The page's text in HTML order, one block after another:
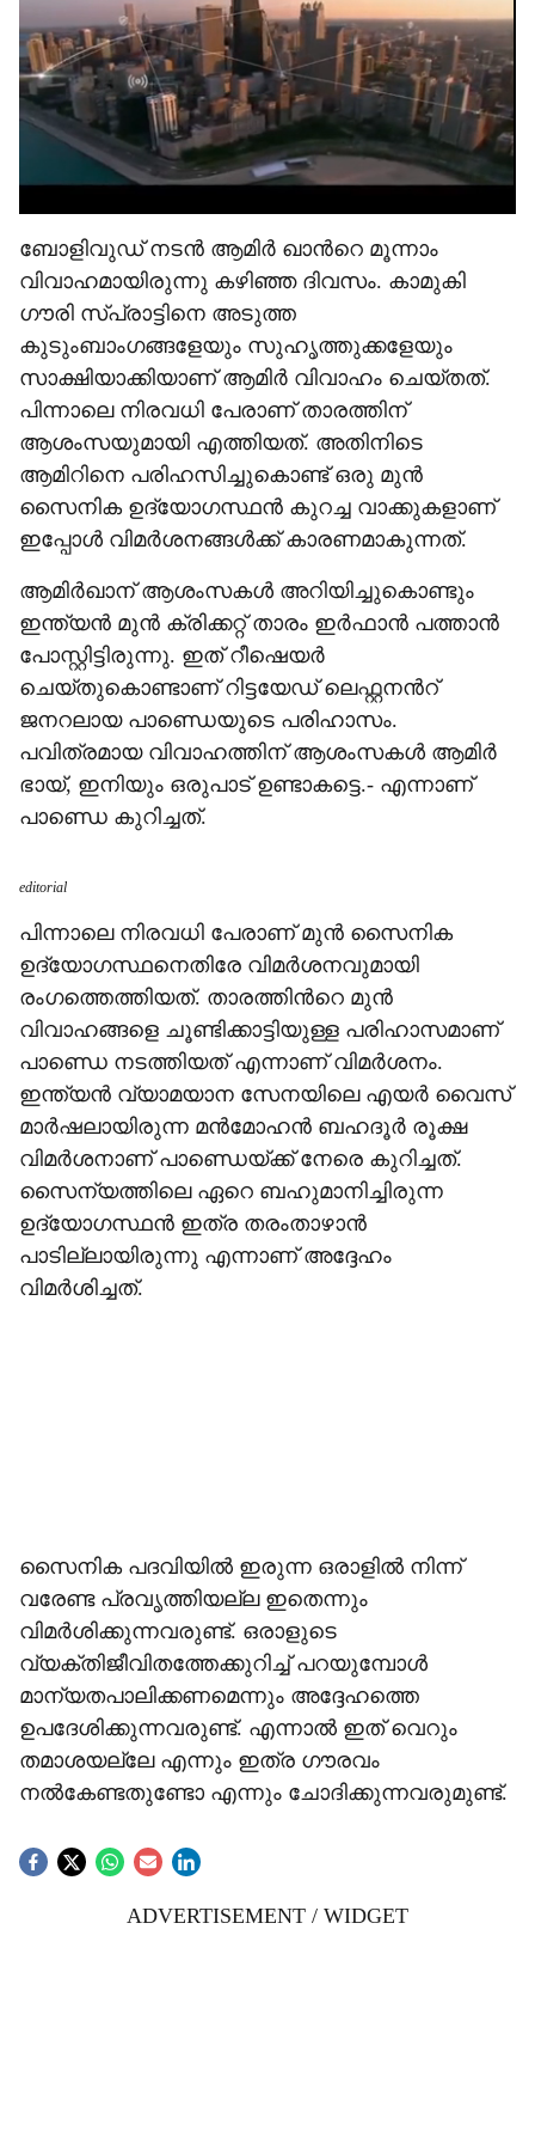
ബോളിവുഡ് നടൻ ആമിർ ഖാന്‍റെ മൂന്നാം
വിവാഹമായിരുന്നു കഴിഞ്ഞ ദിവസം. കാമുകി
ഗൗരി സ്പ്രാട്ടിനെ അടുത്ത
കുടുംബാംഗങ്ങളേയും സുഹൃത്തുക്കളേയും
സാക്ഷിയാക്കിയാണ് ആമിർ വിവാഹം ചെയ്തത്.
പിന്നാലെ നിരവധി പേരാണ് താരത്തിന്
ആശംസയുമായി എത്തിയത്. അതിനിടെ
ആമിറിനെ പരിഹസിച്ചുകൊണ്ട് ഒരു മുൻ
സൈനിക ഉദ്യോഗസ്ഥൻ കുറച്ച വാക്കുകളാണ്
ഇപ്പോൾ വിമർശനങ്ങൾക്ക് കാരണമാകുന്നത്.
ആമിർഖാന് ആശംസകൾ അറിയിച്ചുകൊണ്ടും
ഇന്ത്യൻ മുൻ ക്രിക്കറ്റ് താരം ഇർഫാൻ പത്താൻ
പോസ്റ്റിട്ടിരുന്നു. ഇത് റീഷെയർ
ചെയ്തുകൊണ്ടാണ് റിട്ടയേഡ് ലെഫ്റ്റനന്‍റ്
ജനറലായ പാണ്ഡെയുടെ പരിഹാസം.
പവിത്രമായ വിവാഹത്തിന് ആശംസകൾ ആമിർ
ഭായ്, ഇനിയും ഒരുപാട് ഉണ്ടാകട്ടെ.- എന്നാണ്
പാണ്ഡെ കുറിച്ചത്.
editorial
പിന്നാലെ നിരവധി പേരാണ് മുൻ സൈനിക
ഉദ്യോഗസ്ഥനെതിരേ വിമർശനവുമായി
രംഗത്തെത്തിയത്. താരത്തിന്‍റെ മുൻ
വിവാഹങ്ങളെ ചൂണ്ടിക്കാട്ടിയുള്ള പരിഹാസമാണ്
പാണ്ഡെ നടത്തിയത് എന്നാണ് വിമർശനം.
ഇന്ത്യൻ വ്യാമയാന സേനയിലെ എയർ വൈസ്
മാർഷലായിരുന്ന മൻമോഹൻ ബഹദൂർ രൂക്ഷ
വിമർശനാണ് പാണ്ഡെയ്ക്ക് നേരെ കുറിച്ചത്.
സൈന്യത്തിലെ ഏറെ ബഹുമാനിച്ചിരുന്ന
ഉദ്യോഗസ്ഥൻ ഇത്ര തരംതാഴാൻ
പാടില്ലായിരുന്നു എന്നാണ് അദ്ദേഹം
വിമർശിച്ചത്.
സൈനിക പദവിയിൽ ഇരുന്ന ഒരാളിൽ നിന്ന്
വരേണ്ട പ്രവൃത്തിയല്ല ഇതെന്നും
വിമർശിക്കുന്നവരുണ്ട്. ഒരാളുടെ
വ്യക്തിജീവിതത്തേക്കുറിച്ച് പറയുമ്പോൾ
മാന്യതപാലിക്കണമെന്നും അദ്ദേഹത്തെ
ഉപദേശിക്കുന്നവരുണ്ട്. എന്നാൽ ഇത് വെറും
തമാശയല്ലേ എന്നും ഇത്ര ഗൗരവം
നൽകേണ്ടതുണ്ടോ എന്നും ചോദിക്കുന്നവരുമുണ്ട്.
ADVERTISEMENT / WIDGET